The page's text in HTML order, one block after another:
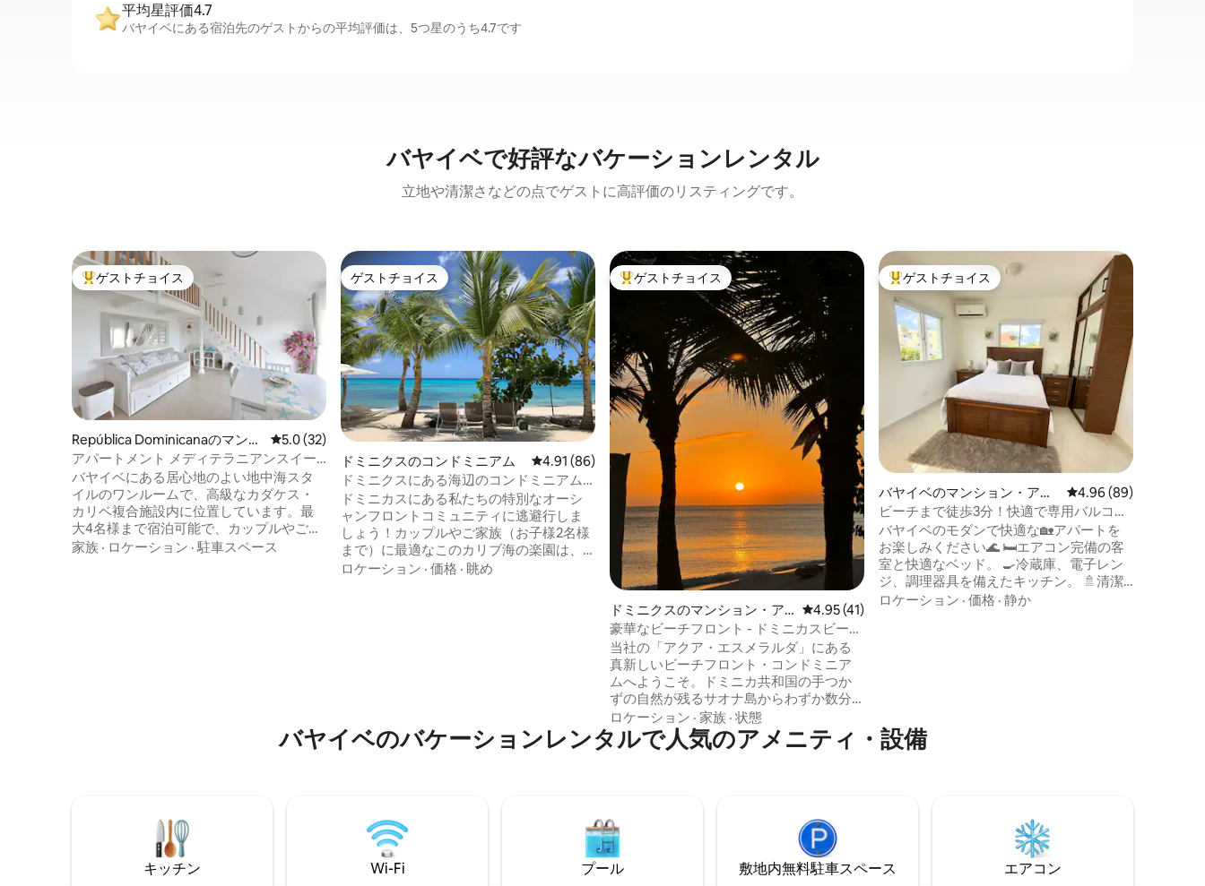
平均星評価4.7
バヤイベにある宿泊先のゲストからの平均評価は、5つ星のうち4.7です
バヤイベで好評なバケーションレンタル
立地や清潔さなどの点でゲストに高評価のリスティングです。
大好評のゲストチョイスです。
ゲストチョイス
República Dominicanaのマンシ
ョン・アパート
レビュー32件、5つ星中5.0つ星の平均評価
5.0 (32)
アパートメント メディテラニアンスイー
ト - カダケス カリブ - ビーチ
バヤイベにある居心地のよい地中海スタ
イルのワンルームで、高級なカダケス・
カリベ複合施設内に位置しています。最
大4名様まで宿泊可能で、カップルやご家
族に最適です。プライバシーを確保でき
家族 · ロケーション ·駐車スペース
ゲストチョイス
ゲストチョイス
ドミニクスのコンドミニアム レビュー86件、5つ星中4.91つ星の平均評価
4.91 (86)
ドミニクスにある海辺のコンドミニアム
（専用ビーチアクセス）
ドミニカスにある私たちの特別なオーシ
ャンフロントコミュニティに逃避行しま
しょう！カップルやご家族（お子様2名様
まで）に最適なこのカリブ海の楽園は、
手つかずの白い砂浜、ターコイズブルー
を始めましょう！
ロケーション · 価格 · 眺め
大好評のゲストチョイスです。
ゲストチョイス
ドミニクスのマンション・ア
パート
レビュー41件、5つ星中4.95つ星の平均評価
4.95 (41)
豪華なビーチフロント - ドミニカスビーチ
／イスラ・サオナ
当社の「アクア・エスメラルダ」にある
真新しいビーチフロント・コンドミニア
ムへようこそ。ドミニカ共和国の手つか
ずの自然が残るサオナ島からわずか数分
の場所にあり、穏やかな旅を楽しむのに
最適な宿泊先です。 白い砂浜に面したこ
のコンドミニアムは、息をのむような海
モダン、考え抜かれたデザインが特徴
で、広々としたリビングエリア、快適な
キングサイズベッドの寝室、設備の整っ
たキッチンを備えています。
ロケーション · 家族 · 状態
大好評のゲストチョイスです。
ゲストチョイス
バヤイベのマンション・アパ
ート
レビュー89件、5つ星
4.96 (89)
ビーチまで徒歩3分！快適で専用バルコニ
ー付き
バヤイベのモダンで快適な🏡アパートを
お楽しみください🌊 🛏️エアコン完備の客
室と快適なベッド。 🍳冷蔵庫、電子レン
ジ、調理器具を備えたキッチン。 🚿清潔
なタオルを備えた専用バスルーム。 🌅コ
ロケーション · 価格 · 静か
バヤイベのバケーションレンタルで人気のアメニティ・設備
キッチン Wi-Fi プール 敷地内無料駐⁠車ス⁠ペ⁠ー⁠ス エアコン